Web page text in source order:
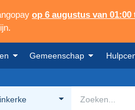
op 6 augustus van
Gemeenschap